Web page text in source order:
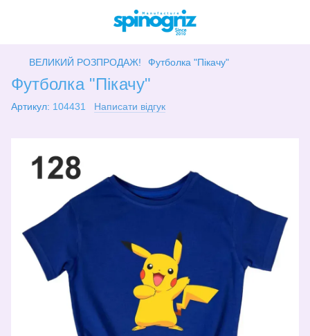
ВЕЛИКИЙ РОЗПРОДАЖ! Футболка "Пікачу"
Футболка "Пікачу"
Артикул: 104431 Написати відгук